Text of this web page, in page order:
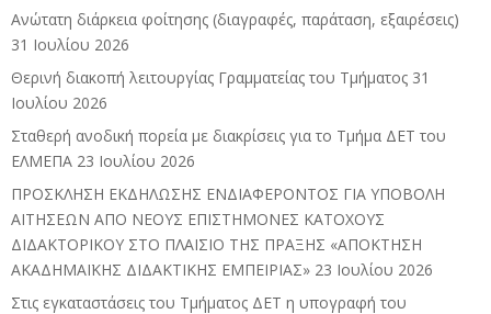
Ανώτατη διάρκεια φοίτησης (διαγραφές, παράταση, εξαιρέσεις)
31 Ιουλίου 2026
Θερινή διακοπή λειτουργίας Γραμματείας του Τμήματος 31
Ιουλίου 2026
Σταθερή ανοδική πορεία με διακρίσεις για το Τμήμα ΔΕΤ του
ΕΛΜΕΠΑ 23 Ιουλίου 2026
ΠΡΟΣΚΛΗΣΗ ΕΚΔΗΛΩΣΗΣ ΕΝΔΙΑΦΕΡΟΝΤΟΣ ΓΙΑ ΥΠΟΒΟΛΗ
ΑΙΤΗΣΕΩΝ ΑΠΟ ΝΕΟΥΣ ΕΠΙΣΤΗΜΟΝΕΣ ΚΑΤΟΧΟΥΣ
ΔΙΔΑΚΤΟΡΙΚΟΥ ΣΤΟ ΠΛΑΙΣΙΟ ΤΗΣ ΠΡΑΞΗΣ «ΑΠΟΚΤΗΣΗ
ΑΚΑΔΗΜΑΪΚΗΣ ΔΙΔΑΚΤΙΚΗΣ ΕΜΠΕΙΡΙΑΣ» 23 Ιουλίου 2026
Στις εγκαταστάσεις του Τμήματος ΔΕΤ η υπογραφή του